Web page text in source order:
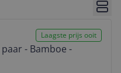
Laagste prijs ooit